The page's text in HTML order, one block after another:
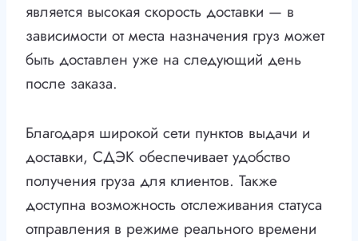
является высокая скорость доставки — в
зависимости от места назначения груз может
быть доставлен уже на следующий день
после заказа.
Благодаря широкой сети пунктов выдачи и
доставки, СДЭК обеспечивает удобство
получения груза для клиентов. Также
доступна возможность отслеживания статуса
отправления в режиме реального времени